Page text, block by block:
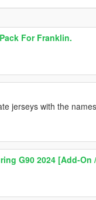
For Franklin.
jerseys with the
G90 2024 [Add-